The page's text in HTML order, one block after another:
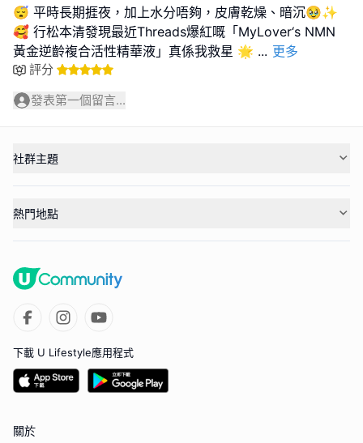
😴 平時長期捱夜，加上水分唔夠，皮膚乾燥、暗沉🥹✨
🥰 行松本清發現最近Threads爆紅嘅「MyLover‘s NMN
黃金逆齡複合活性精華液」真係我救星 🌟 ... 更多
評分
發表第一個留言...
社群主題
熱門地點
下載 U Lifestyle應用程式
關於